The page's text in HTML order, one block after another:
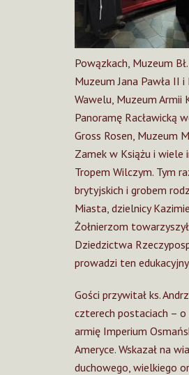
Powązkach, Muzeum
Muzeum Jana Pawła II
Wawelu, Muzeum
Panoramę Racławicką
Gross Rosen, Muzeum
Zamek w Książu i wiele
Tropem Wilczym. Tym
brytyjskich i grobem
Miasta, dzielnicy
Żołnierzom
Dziedzictwa
prowadzi ten
Gości przywitał ks.
czterech postaciach – o
armię Imperium
Ameryce. Wskazał na
duchowego, wielkiego